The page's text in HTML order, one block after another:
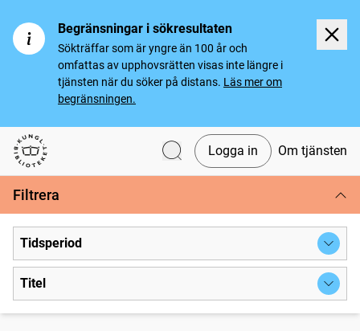
Begränsningar i sökresultaten
Sökträffar som är yngre än 100 år och
omfattas av upphovsrätten visas inte längre i
tjänsten när du söker på distans. Läs mer om
begränsningen.
Svenska tidningar
Logga in Om tjänsten
Filtrera
Tidsperiod
Titel